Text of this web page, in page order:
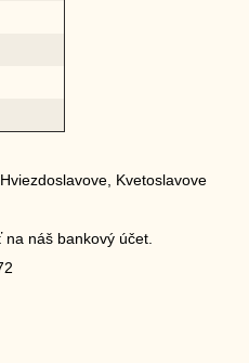
Kvetoslavove
náš bankový účet.